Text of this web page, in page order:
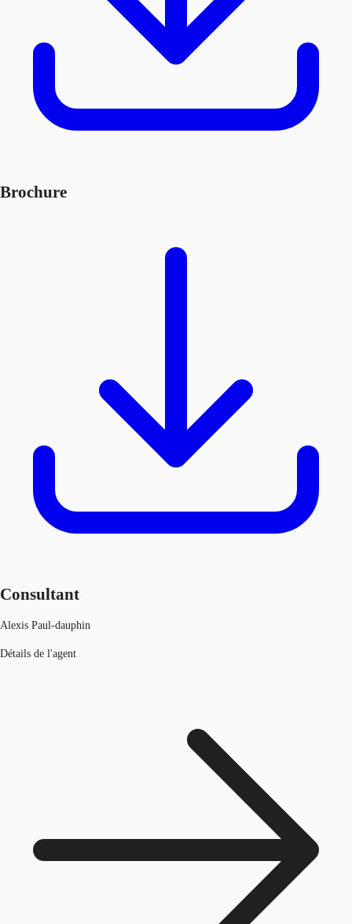
Brochure
Consultant
Alexis Paul-dauphin
Détails de l'agent